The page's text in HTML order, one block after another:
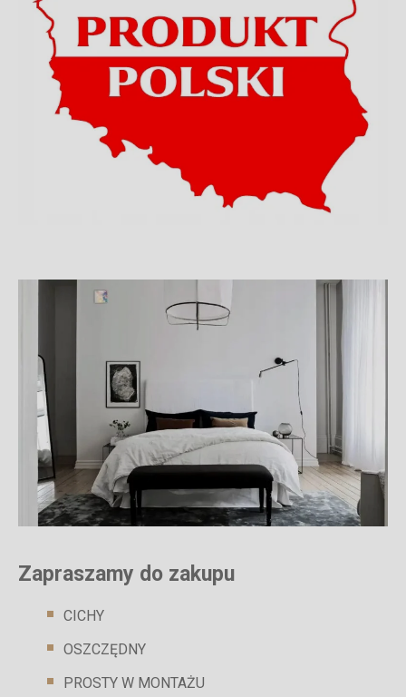
Zapraszamy do zakupu
CICHY
OSZCZĘDNY
PROSTY W MONTAŻU